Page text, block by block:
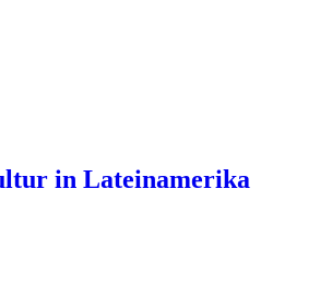
in Lateinamerika